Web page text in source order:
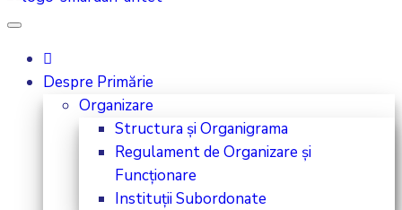
Despre Primărie
Organizare
Structura și Organigrama
Regulament de Organizare și
Funcționare
Instituții Subordonate